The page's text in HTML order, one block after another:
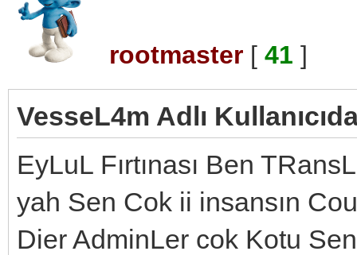
rootmaster [ 41 ]
VesseL4m Adlı
EyLuL Fırtınası Ben
yah Sen Cok ii insansın
Dier AdminLer cok Kotu